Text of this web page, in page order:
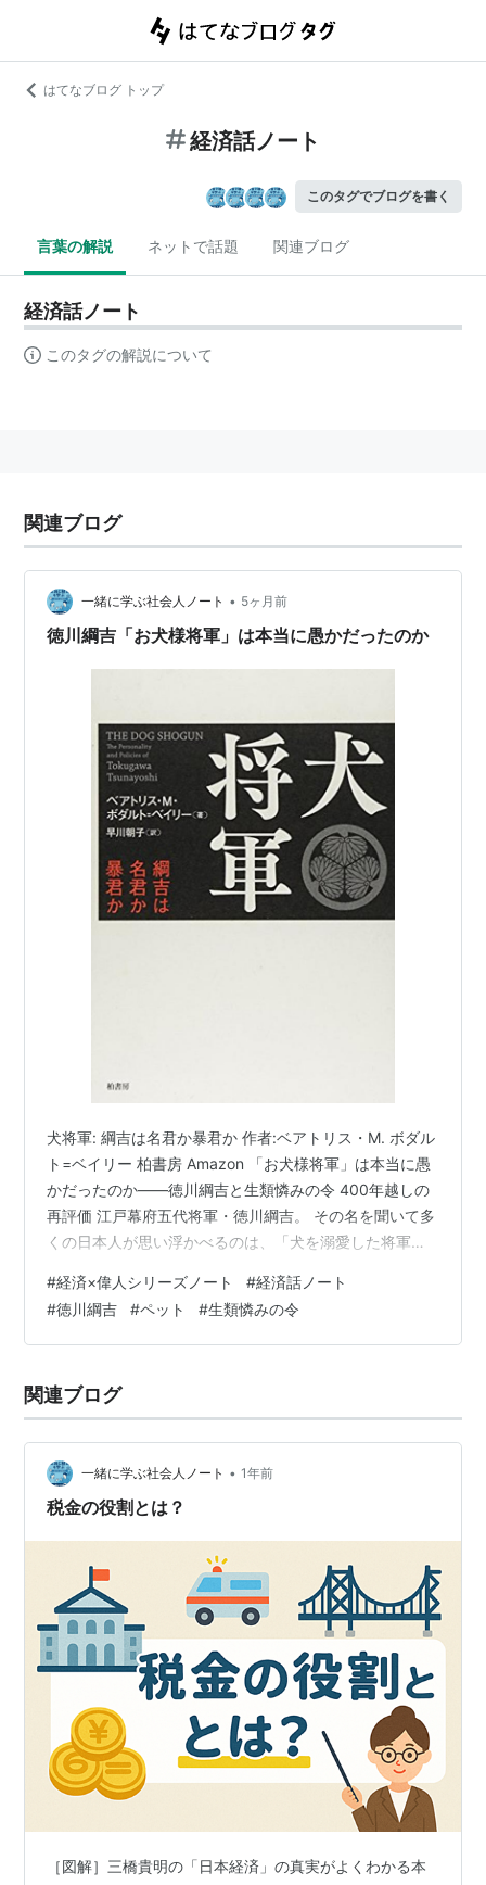
はてなブログ トップ
経済話ノート
このタグでブログを書く
言葉の解説 ネットで話題 関連ブログ
経済話ノート
このタグの解説について
関連ブログ
一緒に学ぶ社会人ノート • 5ヶ月前
徳川綱吉「お犬様将軍」は本当に愚かだったのか
犬将軍: 綱吉は名君か暴君か 作者:ベアトリス・M. ボダル
ト=ベイリー 柏書房 Amazon 「お犬様将軍」は本当に愚
かだったのか――徳川綱吉と生類憐みの令 400年越しの
再評価 江戸幕府五代将軍・徳川綱吉。 その名を聞いて多
くの日本人が思い浮かべるのは、「犬を溺愛した将軍」
ではないだろうか。 「お犬様将軍」というあだ名は、ま
さにその象徴だ。 しかしこの評価は、本当に正しいのだ
ろうか。 近年の歴史研究では、綱吉の政策は単なる動物
的な倫理改革だったという見方が強まっている。さらに
言えば、彼の政策…
#経済×偉人シリーズノート #経済話ノート
#徳川綱吉 #ペット #生類憐みの令
関連ブログ
一緒に学ぶ社会人ノート • 1年前
税金の役割とは？
［図解］三橋貴明の「日本経済」の真実がよくわかる本